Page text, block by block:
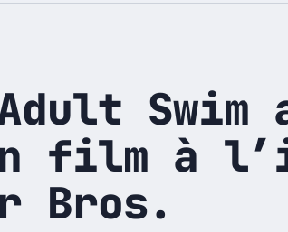
Adult Swim
film à
Bros.